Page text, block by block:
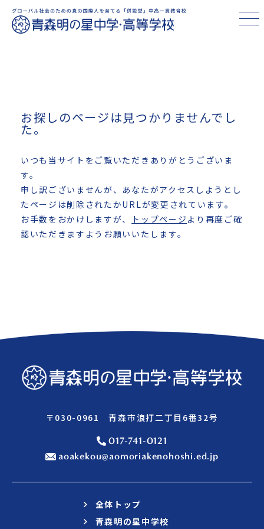
お探しのページは見つかりませんでし
た。
いつも当サイトをご覧いただきありがとうございま
す。
申し訳ございませんが、あなたがアクセスしようとし
たページは削除されたかURLが変更されています。
お手数をおかけしますが、
トップページ より再度ご確
認いただきますようお願いいたします。
〒030-0961 青森市浪打二丁目6番32号
017-741-0121
aoakekou@aomoriakenohoshi.ed.jp
全体トップ
青森明の星中学校